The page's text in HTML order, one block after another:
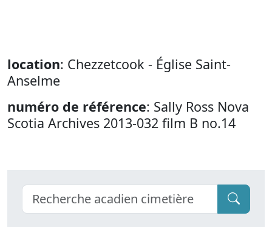
location: Chezzetcook - Église Saint-
Anselme
numéro de référence: Sally Ross Nova
Scotia Archives 2013-032 film B no.14